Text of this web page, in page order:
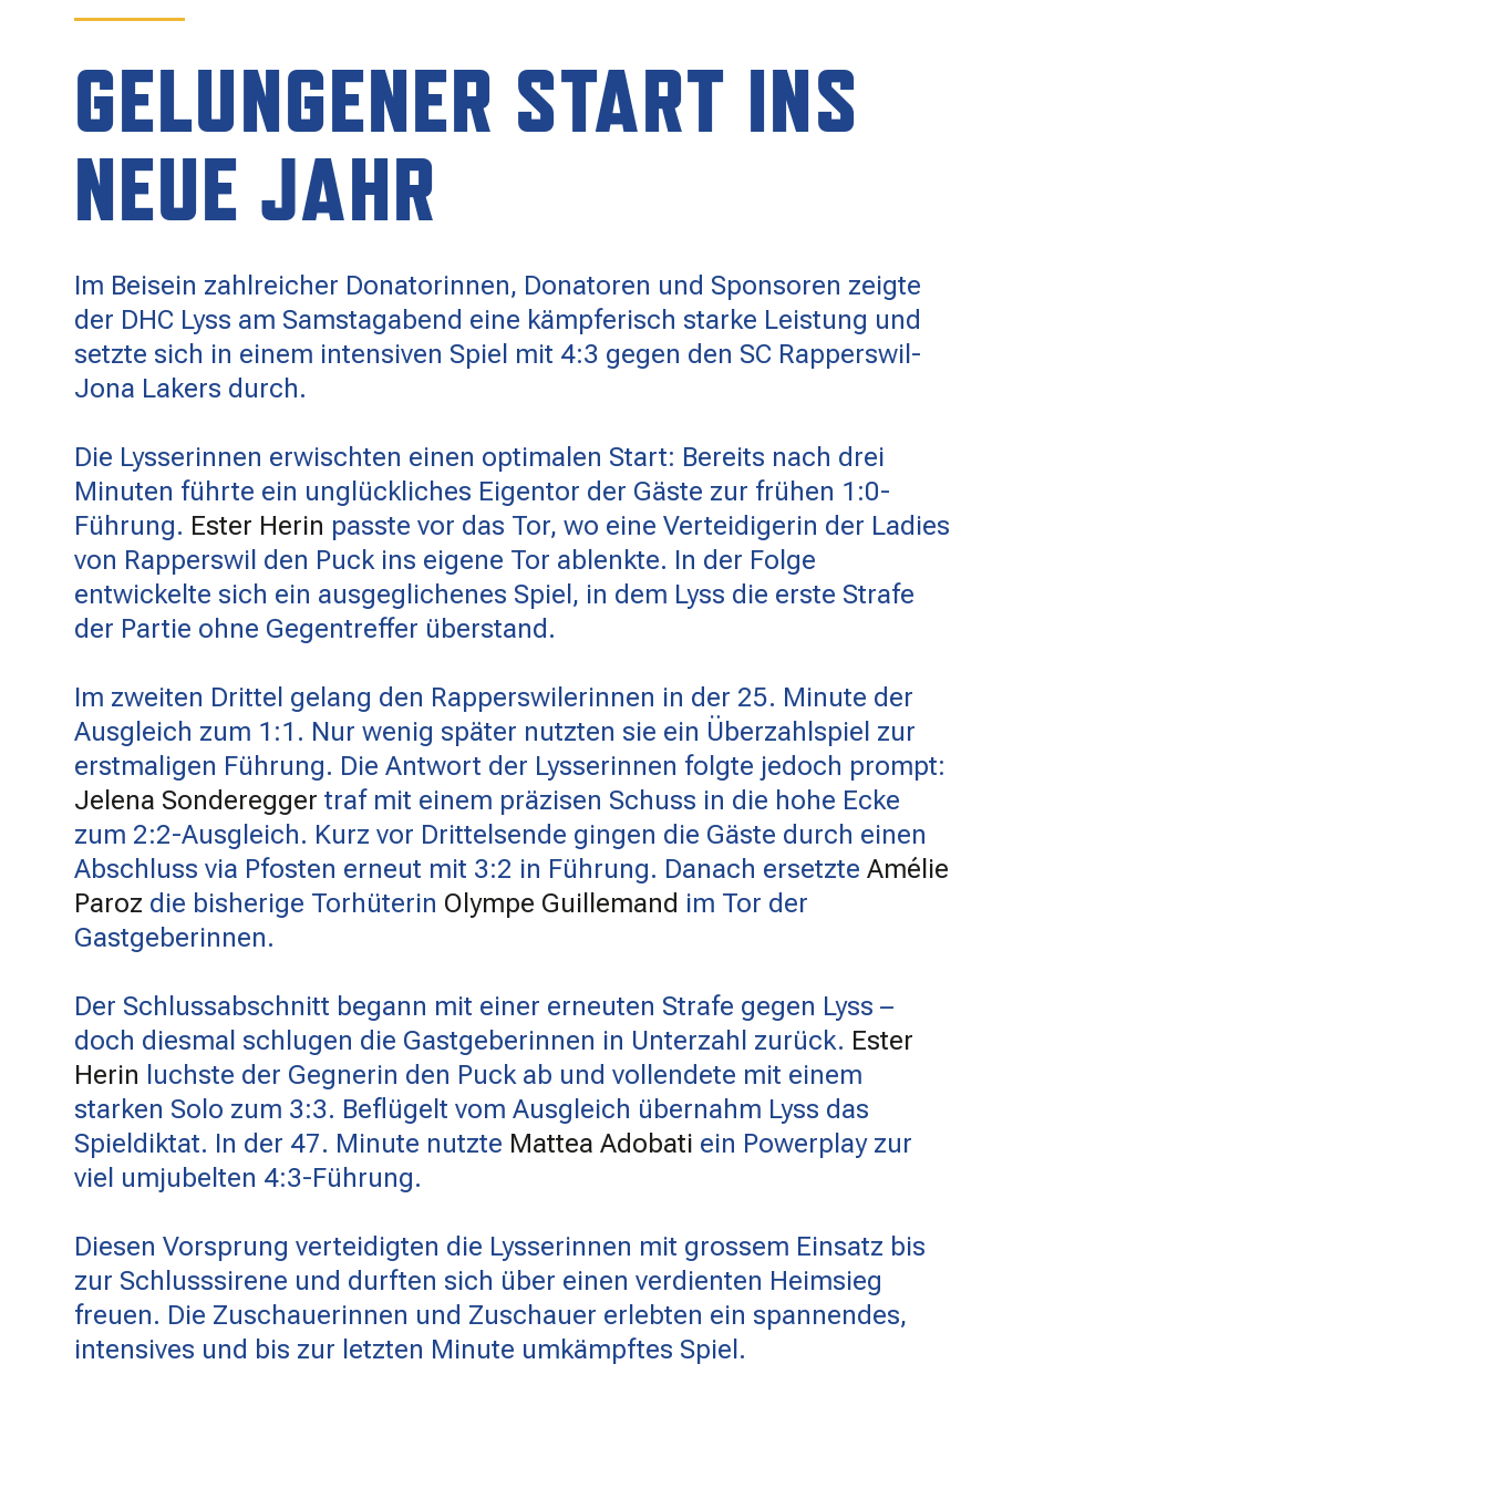
SPONSOREN
KONTAKT
GELUNGENER START INS
NEUE JAHR
Im Beisein zahlreicher Donatorinnen, Donatoren und Sponsoren zeigte
der DHC Lyss am Samstagabend eine kämpferisch starke Leistung und
setzte sich in einem intensiven Spiel mit 4:3 gegen den SC Rapperswil-
Jona Lakers durch.
Die Lysserinnen erwischten einen optimalen Start: Bereits nach drei
Minuten führte ein unglückliches Eigentor der Gäste zur frühen 1:0-
Führung. Ester Herin passte vor das Tor, wo eine Verteidigerin der Ladies
von Rapperswil den Puck ins eigene Tor ablenkte. In der Folge
entwickelte sich ein ausgeglichenes Spiel, in dem Lyss die erste Strafe
der Partie ohne Gegentreffer überstand.
Im zweiten Drittel gelang den Rapperswilerinnen in der 25. Minute der
Ausgleich zum 1:1. Nur wenig später nutzten sie ein Überzahlspiel zur
erstmaligen Führung. Die Antwort der Lysserinnen folgte jedoch prompt:
Jelena Sonderegger traf mit einem präzisen Schuss in die hohe Ecke
zum 2:2-Ausgleich. Kurz vor Drittelsende gingen die Gäste durch einen
Abschluss via Pfosten erneut mit 3:2 in Führung. Danach ersetzte Amélie
Paroz die bisherige Torhüterin Olympe Guillemand im Tor der
Gastgeberinnen.
Der Schlussabschnitt begann mit einer erneuten Strafe gegen Lyss –
doch diesmal schlugen die Gastgeberinnen in Unterzahl zurück. Ester
Herin luchste der Gegnerin den Puck ab und vollendete mit einem
starken Solo zum 3:3. Beflügelt vom Ausgleich übernahm Lyss das
Spieldiktat. In der 47. Minute nutzte Mattea Adobati ein Powerplay zur
viel umjubelten 4:3-Führung.
Diesen Vorsprung verteidigten die Lysserinnen mit grossem Einsatz bis
zur Schlusssirene und durften sich über einen verdienten Heimsieg
freuen. Die Zuschauerinnen und Zuschauer erlebten ein spannendes,
intensives und bis zur letzten Minute umkämpftes Spiel.